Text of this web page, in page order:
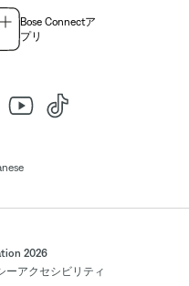
Bose Connectア
プリ
2026
ーアクセシビリティ